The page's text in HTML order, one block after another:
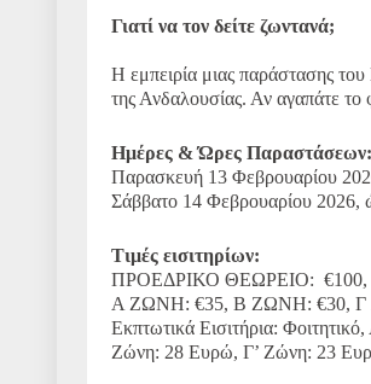
Γιατί να τον δείτε ζωντανά;
Η εμπειρία μιας παράστασης
της Ανδαλουσίας. Αν αγαπάτε το
Ημέρες & Ώρες Παραστάσεων:
Παρασκευή 13 Φεβρουαρίου
Σάββατο 14 Φεβρουαρίου 2026,
Τιμές εισιτηρίων:
ΠΡΟΕΔΡΙΚΟ ΘΕΩΡΕΙΟ:
Α ΖΩΝΗ: €35, Β ΖΩΝΗ: €30,
Εκπτωτικά Εισιτήρια:
Ζώνη: 28 Ευρώ, Γ’ Ζώνη: 23